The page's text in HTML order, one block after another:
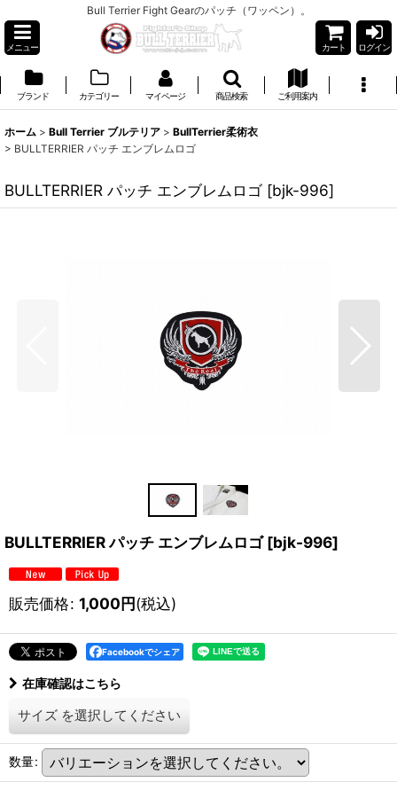
Bull Terrier Fight Gearのパッチ（ワッペン）。
メニュー カート ログイン
ブランド カテゴリー マイページ 商品検索 ご利用案内
ホーム > Bull Terrier ブルテリア > BullTerrier柔術衣
> BULLTERRIER パッチ エンブレムロゴ
BULLTERRIER パッチ エンブレムロゴ [bjk-996]
BULLTERRIER パッチ エンブレムロゴ [bjk-996]
販売価格: 1,000円(税込)
Facebookでシェア
在庫確認はこちら
サイズ を選択してください
数量: